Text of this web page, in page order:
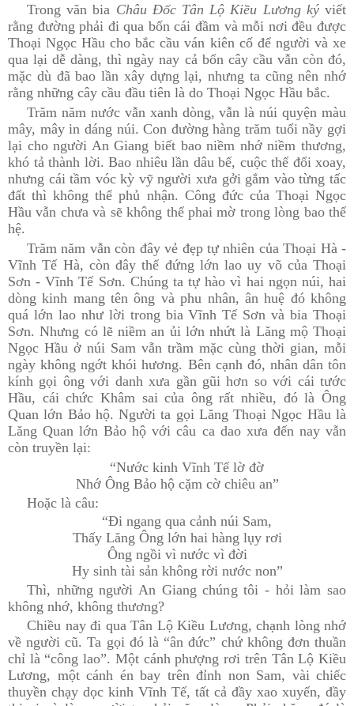
Trong văn bia Châu Đốc Tân Lộ Kiều Lương kýviết
rằng đường phải đi qua bốn cái đầm và mỗi nơi đều được
Thoại Ngọc Hầu cho bắc cầu ván kiên cố để người và xe
qua lại dễ dàng, thì ngày nay cả bốn cây cầu vẫn còn đó,
mặc dù đã bao lần xây dựng lại, nhưng ta cũng nên nhớ
rằng những cây cầu đầu tiên là do Thoại Ngọc Hầu bắc.
Trăm năm nước vẫn xanh dòng, vẫn là núi quyện màu
mây, mây in dáng núi. Con đường hàng trăm tuổi nầy gợi
lại cho người An Giang biết bao niềm nhớ niềm thương,
khó tả thành lời. Bao nhiêu lần dâu bể, cuộc thế đổi xoay,
nhưng cái tầm vóc kỳ vỹ người xưa gởi gắm vào từng tấc
đất thì không thể phủ nhận. Công đức của Thoại Ngọc
Hầu vẫn chưa và sẽ không thể phai mờ trong lòng bao thế
hệ.
Trăm năm vẫn còn đây vẻ đẹp tự nhiên của Thoại Hà -
Vĩnh Tế Hà, còn đây thế đứng lớn lao uy võ của Thoại
Sơn - Vĩnh Tế Sơn. Chúng ta tự hào vì hai ngọn núi, hai
dòng kinh mang tên ông và phu nhân, ân huệ đó không
quá lớn lao như lời trong bia Vĩnh Tế Sơn và bia Thoại
Sơn. Nhưng có lẽ niềm an ủi lớn nhứt là Lăng mộ Thoại
Ngọc Hầu ở núi Sam vẫn trầm mặc cùng thời gian, mỗi
ngày không ngớt khói hương. Bên cạnh đó, nhân dân tôn
kính gọi ông với danh xưa gần gũi hơn so với cái tước
Hầu, cái chức Khâm sai của ông rất nhiều, đó là Ông
Quan lớn Bảo hộ. Người ta gọi Lăng Thoại Ngọc Hầu là
Lăng Quan lớn Bảo hộ với câu ca dao xưa đến nay vẫn
còn truyền lại:
“Nước kinh Vĩnh Tế lờ đờ
Nhớ Ông Bảo hộ cặm cờ chiêu an”
Hoặc là câu:
“Đi ngang qua cảnh núi Sam,
Thấy Lăng Ông lớn hai hàng lụy rơi
Ông ngồi vì nước vì đời
Hy sinh tài sản không rời nước non”
Thì, những người An Giang chúng tôi - hỏi làm sao
không nhớ, không thương?
Chiều nay đi qua Tân Lộ Kiều Lương, chạnh lòng nhớ
về người cũ. Ta gọi đó là “ân đức” chứ không đơn thuần
chỉ là “công lao”. Một cánh phượng rơi trên Tân Lộ Kiều
Lương, một cánh én bay trên đỉnh non Sam, vài chiếc
thuyền chạy dọc kinh Vĩnh Tế, tất cả đầy xao xuyến, đầy